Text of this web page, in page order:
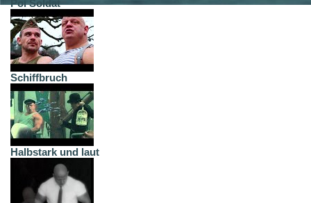
Poi Soldat
Schiffbruch
Halbstark und laut